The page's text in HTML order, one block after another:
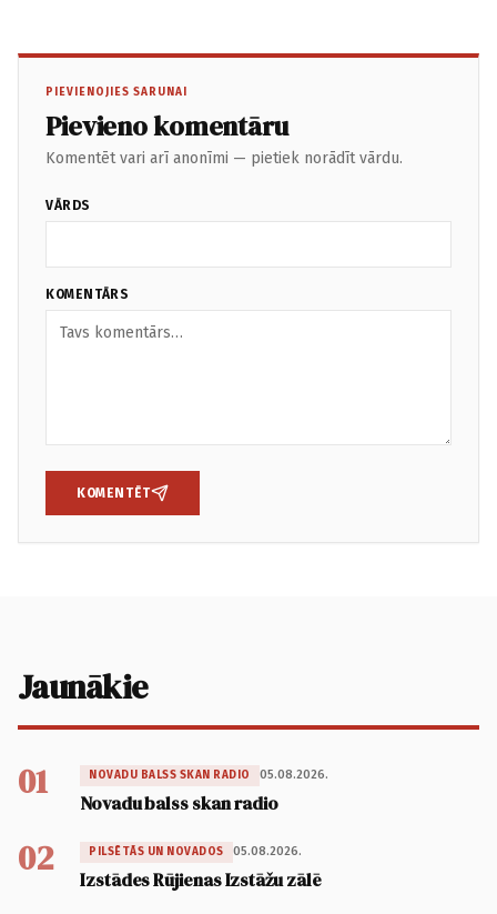
PIEVIENOJIES SARUNAI
Pievieno komentāru
Komentēt vari arī anonīmi — pietiek norādīt vārdu.
VĀRDS
KOMENTĀRS
KOMENTĒT
Jaunākie
01 NOVADU BALSS SKAN RADIO 05.08.2026.
Novadu balss skan radio
02 PILSĒTĀS UN NOVADOS 05.08.2026.
Izstādes Rūjienas Izstāžu zālē